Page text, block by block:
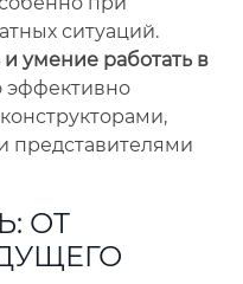
ситуаций.
умение работать в
представителями
ОТ